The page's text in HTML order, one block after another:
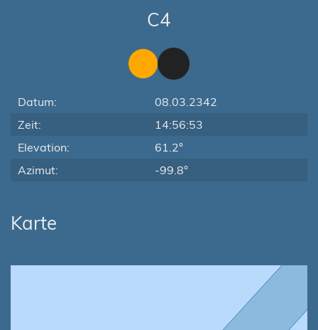
C4
Datum:
08.03.2342
Zeit:
14:56:53
Elevation:
61.2°
Azimut:
-99.8°
Karte